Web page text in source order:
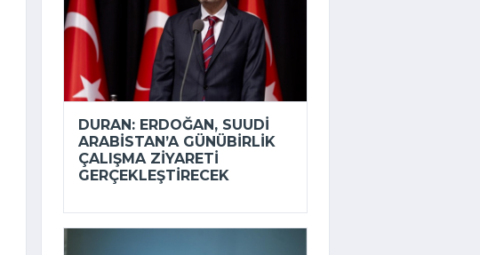
DURAN: ERDOĞAN, SUUDI
ARABISTAN’A GÜNÜBIRLIK
ÇALIŞMA ZIYARETI
GERÇEKLEŞTIRECEK